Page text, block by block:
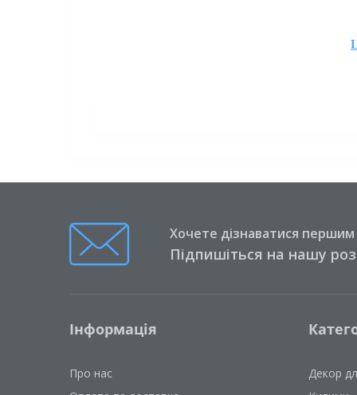
Хочете дізнаватися першим
Підпишіться на нашу
Інформація
Про нас
Декор